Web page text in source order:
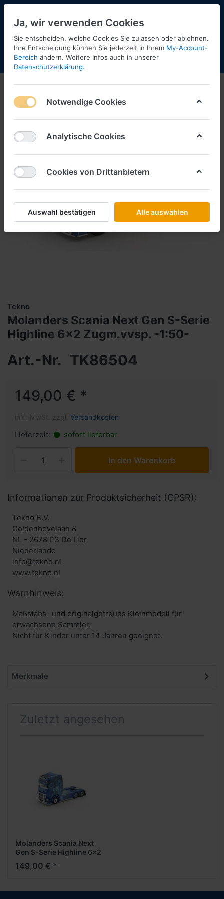
Menü Anmelden Shopaktualisierung
Tekno
Molanders Scania Next Gen S-Serie
Highline 6x2 Zugm.vvsp. -1:50-
Art.-Nr. TK86504
149,00 € *
Versandkosten
Lieferzeit: sofort lieferbar
In den Warenkorb
Informationen zur Produktsicherheit (GPSR):
Tekno B.V.
Coldenhovelaan 8
NL - 2678 PS De Lier
Niederlande
info@tekno.nl
www.tekno.nl
Warnhinweis:
Maßstabs- und originalgetreues Kleinmodell für
erwachsene Sammler.
Nicht für Kinder unter 14 Jahren geeignet.
Merkmale
Zuletzt angesehen
Molanders Scania Next
Gen S-Serie Highline 6x2
Zugm.vvsp. -1:50-
149,00 € *
Ja, wir verwenden Cookies
Sie entscheiden, welche Cookies Sie zulassen oder ablehnen.
Ihre Entscheidung können Sie jederzeit in Ihrem My-Account-
Bereich ändern. Weitere Infos auch in unserer
Datenschutzerklärung.
Notwendige Cookies
Analytische Cookies
Cookies von Drittanbietern
Auswahl bestätigen Alle auswählen